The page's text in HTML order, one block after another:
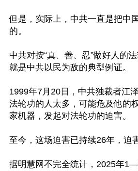
但是，实际上，中共一直是把中
的。
中共对按“真、善、忍”做好人的
就是中共以民为敌的典型例证。
1999年7月20日，中共独裁者江
法轮功的人太多，可能危及他的
家机器，发起对法轮功的迫害。
至今，这场迫害已持续26年，迫
据明慧网不完全统计，2025年